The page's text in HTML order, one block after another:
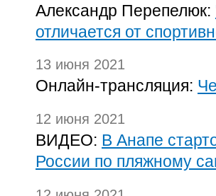
Александр Перепелюк:
отличается от
13 июня 2021
Онлайн-трансляция:
12 июня 2021
ВИДЕО: В Анапе
России по пляжному